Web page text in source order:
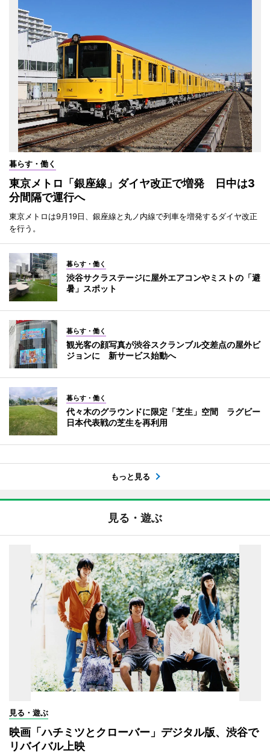
暮らす・働く
東京メトロ「銀座線」ダイヤ改正で増発 日中は3
分間隔で運行へ
東京メトロは9月19日、銀座線と丸ノ内線で列車を増発するダイヤ改正
を行う。
暮らす・働く
渋谷サクラステージに屋外エアコンやミストの「避
暑」スポット
暮らす・働く
観光客の顔写真が渋谷スクランブル交差点の屋外ビ
ジョンに 新サービス始動へ
暮らす・働く
代々木のグラウンドに限定「芝生」空間 ラグビー
日本代表戦の芝生を再利用
もっと見る
見る・遊ぶ
見る・遊ぶ
映画「ハチミツとクローバー」デジタル版、渋谷で
リバイバル上映